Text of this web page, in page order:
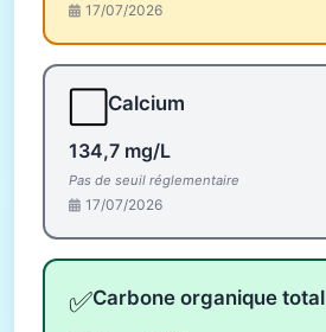
17/07/2026
Calcium
134,7 mg/L
Pas de seuil réglementaire
17/07/2026
✅Carbone organique total